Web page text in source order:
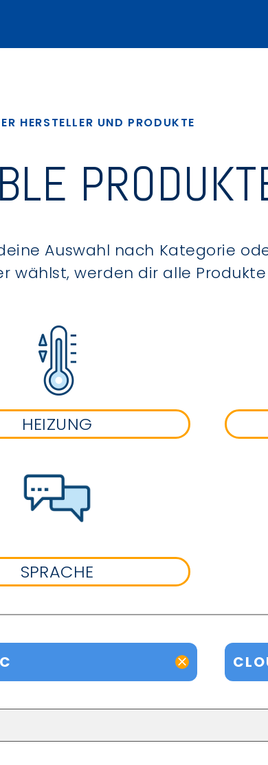
HERSTELLER UND PRODUKTE
Auswahl nach Kategorie
wählst, werden dir alle
HEIZUNG
SPRACHE